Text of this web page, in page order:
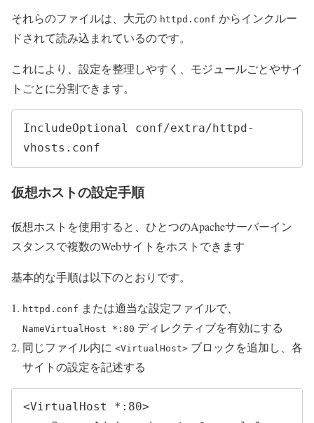
それらのファイルは、大元の httpd.conf からインクルー
ドされて読み込まれているのです。
これにより、設定を整理しやすく、モジュールごとやサイ
トごとに分割できます。
IncludeOptional conf/extra/httpd-
vhosts.conf
仮想ホストの設定手順
仮想ホストを使用すると、ひとつのApacheサーバーイン
スタンスで複数のWebサイトをホストできます
基本的な手順は以下のとおりです。
httpd.conf または適当な設定ファイルで、
NameVirtualHost *:80 ディレクティブを有効にする
同じファイル内に <VirtualHost> ブロックを追加し、各
サイトの設定を記述する
<VirtualHost *:80>